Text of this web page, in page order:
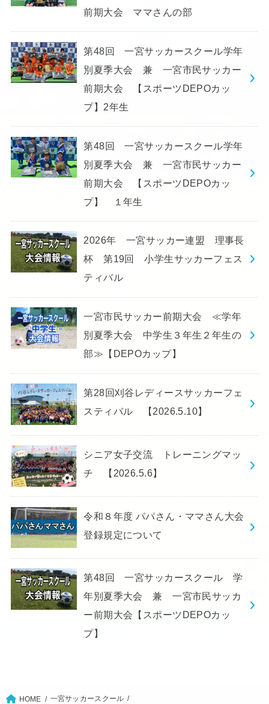
前期大会 ママさんの部
第48回 一宮サッカースクール学年
別夏季大会 兼 一宮市民サッカー
前期大会 【スポーツDEPOカッ
プ】2年生
第48回 一宮サッカースクール学年
別夏季大会 兼 一宮市民サッカー
前期大会 【スポーツDEPOカッ
プ】 １年生
2026年 一宮サッカー連盟 理事長
杯 第19回 小学生サッカーフェス
ティバル
一宮市民サッカー前期大会 ≪学年
別夏季大会 中学生３年生２年生の
部≫【DEPOカップ】
第28回刈谷レディースサッカーフェ
スティバル 【2026.5.10】
シニア女子交流 トレーニングマッ
チ 【2026.5.6】
令和８年度 パパさん・ママさん大会
登録規定について
第48回 一宮サッカースクール 学
年別夏季大会 兼 一宮市民サッカ
ー前期大会【スポーツDEPOカッ
プ】
HOME
一宮サッカースクール